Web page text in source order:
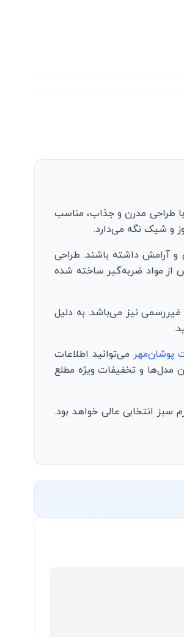
طراحی مدرن و جذاب، مناسب
و شیک نگه می‌دارد.
آرامش داشته باشند. طراحی
از مواد ضربه‌گیر ساخته شده
غیررسمی نیز می‌باشد. به دلیل
پوشان‌مهر می‌توانید اطلاعات
مدل‌ها و تخفیفات ویژه مطلع
انتخابی عالی خواهد بود.